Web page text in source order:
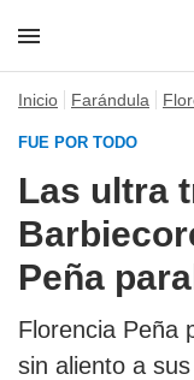
Inicio Farándula
FUE POR TODO
Las ultra
Peña
Florencia Peña
sin aliento a